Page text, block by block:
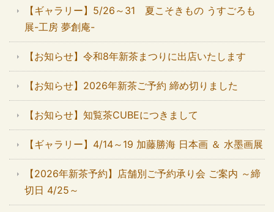
【ギャラリー】5/26～31 夏こそきもの うすごろも
展-工房 夢創庵-
【お知らせ】令和8年新茶まつりに出店いたします
【お知らせ】2026年新茶ご予約 締め切りました
【お知らせ】知覧茶CUBEにつきまして
【ギャラリー】4/14～19 加藤勝海 日本画 ＆ 水墨画展
【2026年新茶予約】店舗別ご予約承り会 ご案内 ～締
切日 4/25～